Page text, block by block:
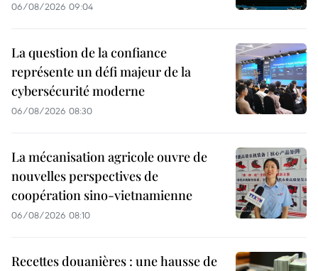
06/08/2026 09:04
La question de la confiance
représente un défi majeur de la
cybersécurité moderne
06/08/2026 08:30
La mécanisation agricole ouvre de
nouvelles perspectives de
coopération sino-vietnamienne
06/08/2026 08:10
Recettes douanières : une hausse de